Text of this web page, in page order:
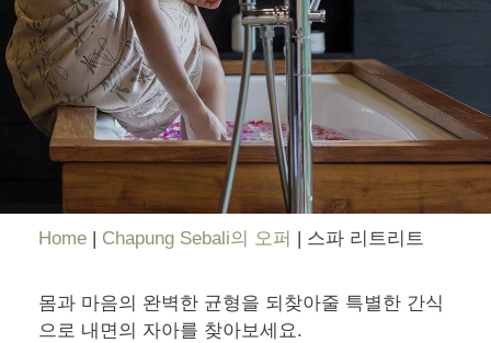
Home | Chapung Sebali의 오퍼 | 스파 리트리트
몸과 마음의 완벽한 균형을 되찾아줄 특별한 간식
으로 내면의 자아를 찾아보세요.